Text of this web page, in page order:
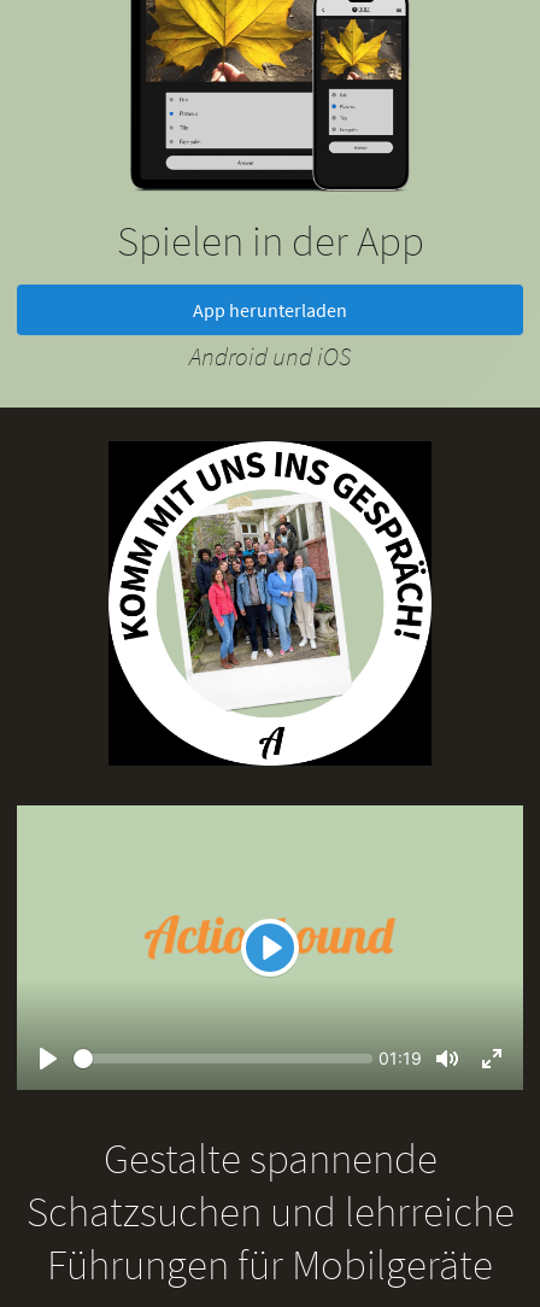
Spielen in der App
App herunterladen
Android und iOS
Play
Seek
Current
01:19
Mute
Gestalte spannende
Schatzsuchen und lehrreiche
Führungen für Mobilgeräte